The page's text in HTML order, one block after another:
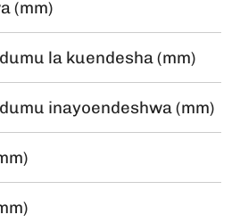
(mm)
la kuendesha (mm)
inayoendeshwa (mm)